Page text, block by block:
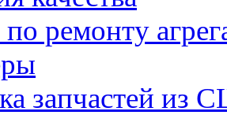
ремонту
запчастей